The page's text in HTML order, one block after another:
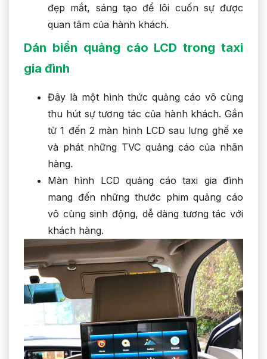
đẹp mắt, sáng tạo để lôi cuốn sự được
quan tâm của hành khách.
Dán biển quảng cáo LCD trong taxi
gia đình
Đây là một hình thức quảng cáo vô cùng
thu hút sự tương tác của hành khách. Gắn
từ 1 đến 2 màn hình LCD sau lưng ghế xe
và phát những TVC quảng cáo của nhãn
hàng.
Màn hình LCD quảng cáo taxi gia đình
mang đến những thước phim quảng cáo
vô cùng sinh động, dễ dàng tương tác với
khách hàng.